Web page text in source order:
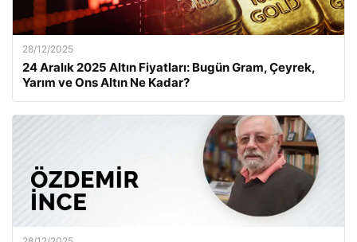
28/12/2025
24 Aralık 2025 Altın Fiyatları: Bugün Gram, Çeyrek,
Yarım ve Ons Altın Ne Kadar?